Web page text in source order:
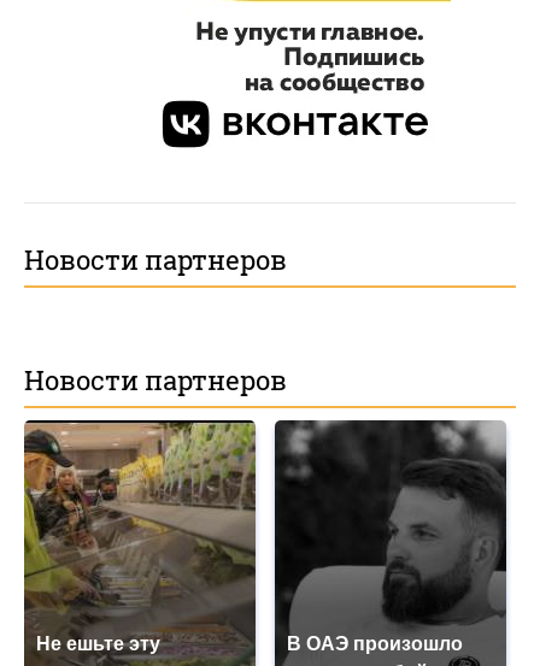
Новости партнеров
Новости партнеров
Не ешьте эту
В ОАЭ произошло